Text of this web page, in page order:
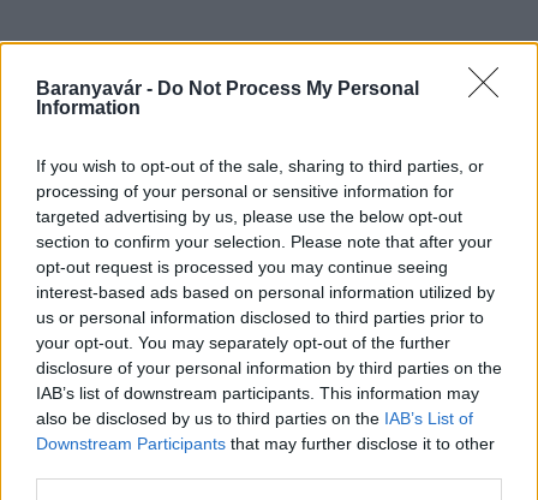
Baranyavár - Do Not Process My Personal
Information
If you wish to opt-out of the sale, sharing to third parties, or
processing of your personal or sensitive information for
targeted advertising by us, please use the below opt-out
section to confirm your selection. Please note that after your
opt-out request is processed you may continue seeing
interest-based ads based on personal information utilized by
us or personal information disclosed to third parties prior to
your opt-out. You may separately opt-out of the further
disclosure of your personal information by third parties on the
IAB’s list of downstream participants. This information may
also be disclosed by us to third parties on the IAB’s List of
Downstream Participants that may further disclose it to other
Országos hírek
Országos hírek
Miért éri meg Afrikában utat építeni?
Minden, amit a GED Afrika projektről
tudni kell
Kihívások labirintusában